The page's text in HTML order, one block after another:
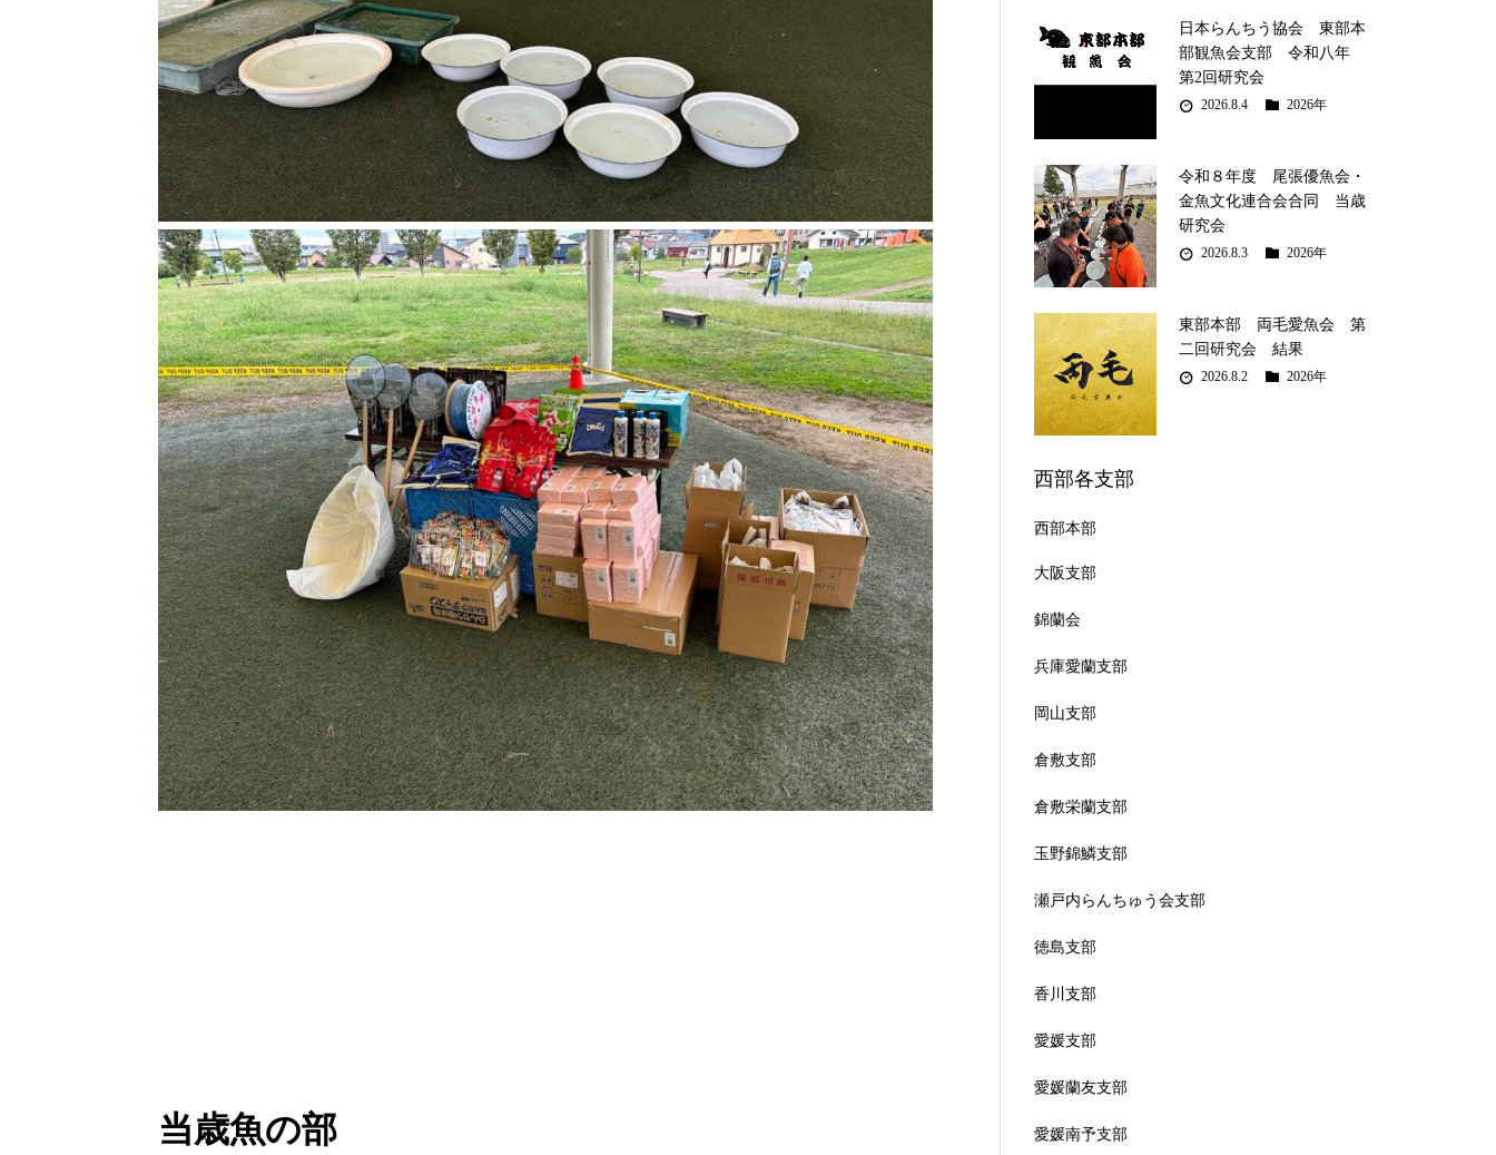
当歳魚の部
日本らんちう協会 東部本
部観魚会支部 令和八年
第2回研究会
2026.8.4 2026年
令和８年度 尾張優魚会・
金魚文化連合会合同 当歳
研究会
2026.8.3 2026年
東部本部 両毛愛魚会 第
二回研究会 結果
2026.8.2 2026年
西部各支部
西部本部
大阪支部
錦蘭会
兵庫愛蘭支部
岡山支部
倉敷支部
倉敷栄蘭支部
玉野錦鱗支部
瀬戸内らんちゅう会支部
徳島支部
香川支部
愛媛支部
愛媛蘭友支部
愛媛南予支部